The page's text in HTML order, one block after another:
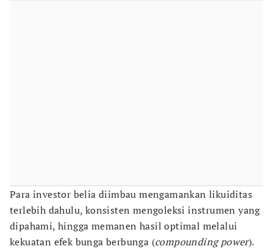
Para investor belia diimbau mengamankan likuiditas
terlebih dahulu, konsisten mengoleksi instrumen yang
dipahami, hingga memanen hasil optimal melalui
kekuatan efek bunga berbunga (compounding power).